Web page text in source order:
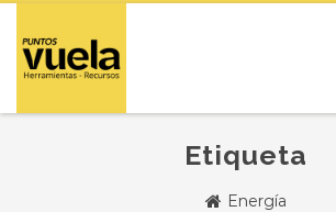
Etiqueta
Energía